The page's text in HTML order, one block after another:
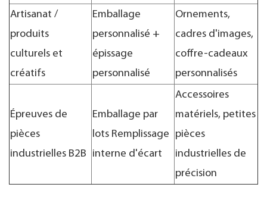
Artisanat /
produits
culturels et
créatifs
Emballage
personnalisé +
épissage
personnalisé
Ornements,
cadres d'images,
coffre-cadeaux
personnalisés
Épreuves de
pièces
industrielles B2B
Emballage par
lots Remplissage
interne d'écart
Accessoires
matériels, petites
pièces
industrielles de
précision